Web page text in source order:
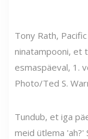
Tony Rath,
ninatampooni, et
esmaspäeval, 1.
Photo/Ted S.
Tundub, et iga
meid ütlema 'ah?'